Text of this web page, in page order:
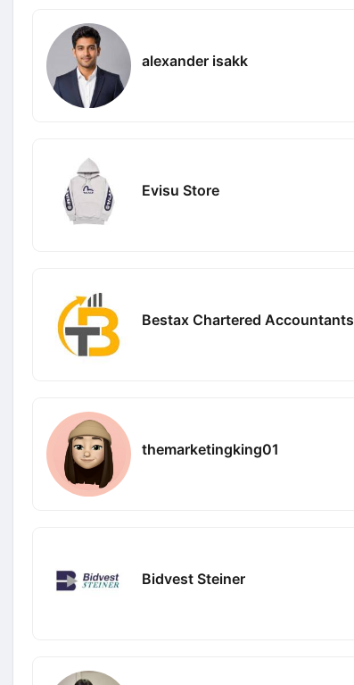
alexander isakk
Evisu Store
Bestax Chartered Accountants
themarketingking01
Bidvest Steiner